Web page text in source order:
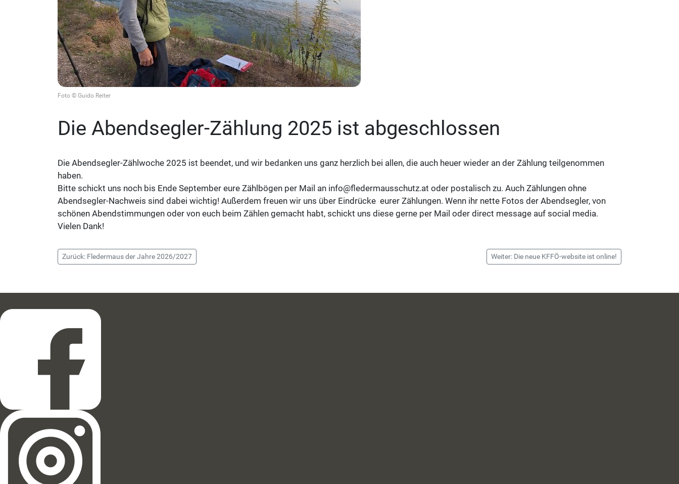
Foto © Guido Reiter
Die Abendsegler-Zählung 2025 ist abgeschlossen
Die Abendsegler-Zählwoche 2025 ist beendet, und wir bedanken uns ganz herzlich bei allen, die auch heuer wieder an der Zählung teilgenommen
haben.
Bitte schickt uns noch bis Ende September eure Zählbögen per Mail an info@fledermausschutz.at oder postalisch zu. Auch Zählungen ohne
Abendsegler-Nachweis sind dabei wichtig! Außerdem freuen wir uns über Eindrücke eurer Zählungen. Wenn ihr nette Fotos der Abendsegler, von
schönen Abendstimmungen oder von euch beim Zählen gemacht habt, schickt uns diese gerne per Mail oder direct message auf social media.
Vielen Dank!
Zurück: Fledermaus der Jahre 2026/2027 Weiter: Die neue KFFÖ-website ist online!